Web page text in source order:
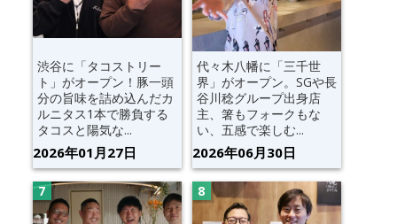
渋谷に「タコストリー
ト」がオープン！豚一頭
分の旨味を詰め込んだカ
ルニタス1本で勝負する
タコスと陽気な...
2026年01月27日
代々木八幡に「三千世
界」がオープン。SGや長
谷川稔グループ出身店
主、箸もフォークもな
い、五感で楽しむ...
2026年06月30日